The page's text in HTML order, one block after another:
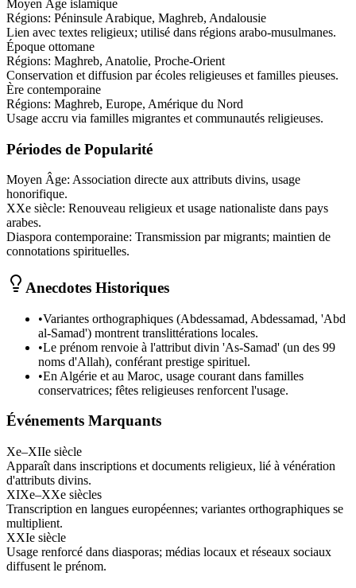
Moyen Âge islamique
Régions: Péninsule Arabique, Maghreb, Andalousie
Lien avec textes religieux; utilisé dans régions arabo-musulmanes.
Époque ottomane
Régions: Maghreb, Anatolie, Proche-Orient
Conservation et diffusion par écoles religieuses et familles pieuses.
Ère contemporaine
Régions: Maghreb, Europe, Amérique du Nord
Usage accru via familles migrantes et communautés religieuses.
Périodes de Popularité
Moyen Âge: Association directe aux attributs divins, usage
honorifique.
XXe siècle: Renouveau religieux et usage nationaliste dans pays
arabes.
Diaspora contemporaine: Transmission par migrants; maintien de
connotations spirituelles.
Anecdotes Historiques
•Variantes orthographiques (Abdessamad, Abdessamad, 'Abd
al-Samad') montrent translittérations locales.
•Le prénom renvoie à l'attribut divin 'As-Samad' (un des 99
noms d'Allah), conférant prestige spirituel.
•En Algérie et au Maroc, usage courant dans familles
conservatrices; fêtes religieuses renforcent l'usage.
Événements Marquants
Xe–XIIe siècle
Apparaît dans inscriptions et documents religieux, lié à vénération
d'attributs divins.
XIXe–XXe siècles
Transcription en langues européennes; variantes orthographiques se
multiplient.
XXIe siècle
Usage renforcé dans diasporas; médias locaux et réseaux sociaux
diffusent le prénom.